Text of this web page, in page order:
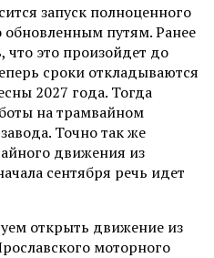
запуск полноценного
путям. Ранее
что это произойдет до
сроки откладываются
2027 года. Тогда
на трамвайном
Точно так же
движения из
сентября речь идет
открыть движение из
моторного